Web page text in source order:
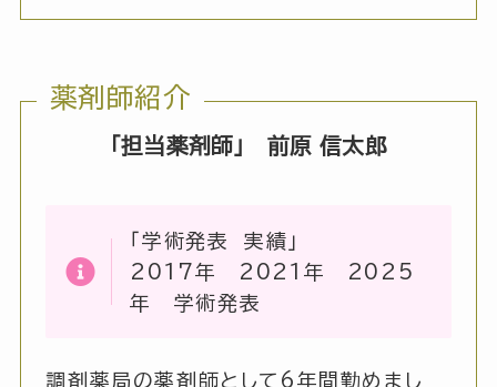
薬剤師紹介
「担当薬剤師」 前原 信太郎
「学術発表 実績」
2017年 2021年 2025
年 学術発表
調剤薬局の薬剤師として6年間勤めまし